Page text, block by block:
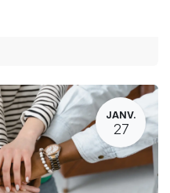
JANV.
27